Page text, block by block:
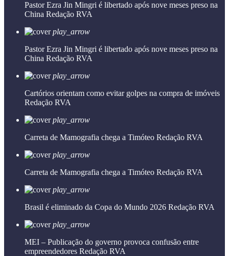
Pastor Ezra Jin Mingri é libertado após nove meses preso na
China Redação RVA
play_arrow
Pastor Ezra Jin Mingri é libertado após nove meses preso na
China Redação RVA
play_arrow
Cartórios orientam como evitar golpes na compra de imóveis
Redação RVA
play_arrow
Carreta de Mamografia chega a Timóteo Redação RVA
play_arrow
Carreta de Mamografia chega a Timóteo Redação RVA
play_arrow
Brasil é eliminado da Copa do Mundo 2026 Redação RVA
play_arrow
MEI – Publicação do governo provoca confusão entre
empreendedores Redação RVA